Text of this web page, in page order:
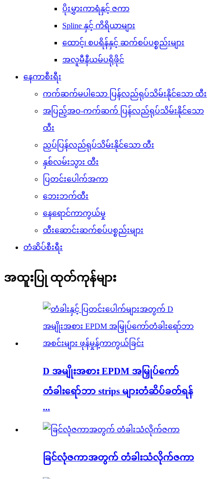
ပိုးမွှားကာရံနှင့် ဇကာ
Spline နှင့် ကိရိယာများ
ထောင့်၊ စပရိန်နှင့် ဆက်စပ်ပစ္စည်းများ
အလူမီနီယမ်ပရိုဖိုင်
နေကာစီးရီး
ကက်ဆက်မပါသော ပြန်လည်ရုပ်သိမ်းနိုင်သော ထီး
အပြည့်အဝ-ကက်ဆက် ပြန်လည်ရုပ်သိမ်းနိုင်သော
ထီး
ညှပ်ပြန်လည်ရုပ်သိမ်းနိုင်သော ထီး
နှစ်လမ်းသွား ထီး
ပြတင်းပေါက်အကာ
ဘေးဘက်ထီး
နေရောင်ကာကွယ်မှု
ထီးဆောင်းဆက်စပ်ပစ္စည်းများ
တံဆိပ်စီးရီး
အထူးပြု ထုတ်ကုန်များ
D အမျိုးအစား EPDM အမြှုပ်ကော်
တံခါးရော်ဘာ strips များတံဆိပ်ခတ်ရန်
...
ခြင်လုံဇကာအတွက် တံခါးသံလိုက်ဇကာ